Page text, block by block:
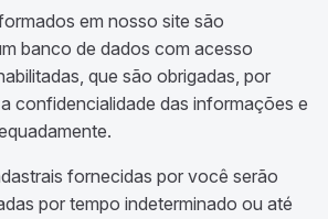
em nosso site são
banco de dados com acesso
que são obrigadas, por
confidencialidade das informações e
fornecidas por você serão
por tempo indeterminado ou até